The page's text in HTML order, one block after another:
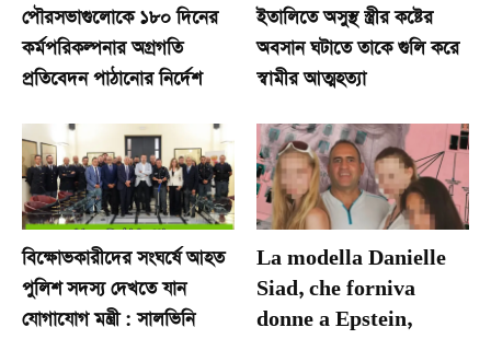
পৌরসভাগুলোকে ১৮০ দিনের
কর্মপরিকল্পনার অগ্রগতি
প্রতিবেদন পাঠানোর নির্দেশ
ইতালিতে অসুস্থ স্ত্রীর কষ্টের
অবসান ঘটাতে তাকে গুলি করে
স্বামীর আত্মহত্যা
বিক্ষোভকারীদের সংঘর্ষে আহত
পুলিশ সদস্য দেখতে যান
যোগাযোগ মন্ত্রী : সালভিনি
La modella Danielle
Siad, che forniva
donne a Epstein,